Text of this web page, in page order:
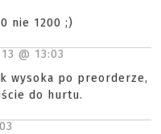
nie 1200 ;)
@ 13:03
wysoka po preorderze,
do hurtu.